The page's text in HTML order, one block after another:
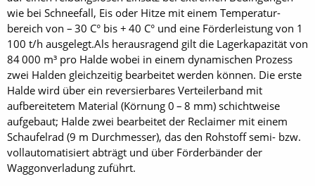
wie bei Schneefall, Eis oder Hitze mit einem Temperatur­
bereich von – 30 C° bis + 40 C° und eine Förderleistung von 1
100 t/h ausgelegt.Als herausragend gilt die Lagerkapazität von
84 000 m³ pro Halde wobei in einem dynamischen Prozess
zwei Halden gleichzeitig bearbeitet werden können. Die erste
Halde wird über ein reversierbares Verteilerband mit
aufbereitetem Material (Körnung 0 – 8 mm) schichtweise
aufgebaut; Halde zwei bearbeitet der Reclaimer mit einem
Schaufelrad (9 m Durchmesser), das den Rohstoff semi- bzw.
vollautomatisiert abträgt und über Förderbänder der
Waggonverladung zuführt.